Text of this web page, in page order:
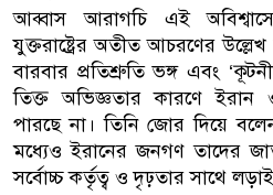
আব্বাস আরাগচি এই
যুক্তরাষ্ট্রের অতীত আচরণের
বারবার প্রতিশ্রুতি ভঙ্গ এবং
তিক্ত অভিজ্ঞতার কারণে ইরান
পারছে না। তিনি জোর দিয়ে
মধ্যেও ইরানের জনগণ তাদের
সর্বোচ্চ কর্তৃত্ব ও দৃঢ়তার সাথে